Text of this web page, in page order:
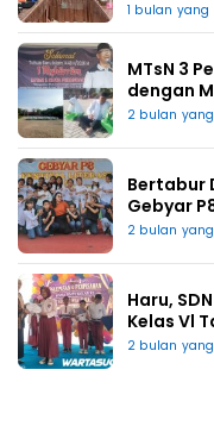
1 bulan yang
MTsN 3
dengan
2 bulan
Bertabur
Gebyar
2 bulan
Haru,
Kelas Vl
2 bulan